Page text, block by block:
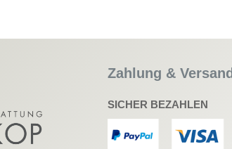
Zahlung & Versand
SICHER BEZAHLEN